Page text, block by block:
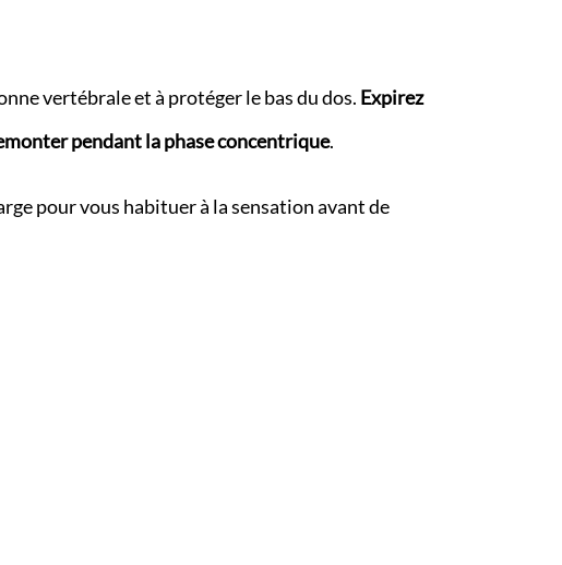
vertébrale et à protéger le bas du dos. Expirez
pendant la phase concentrique.
pour vous habituer à la sensation avant de